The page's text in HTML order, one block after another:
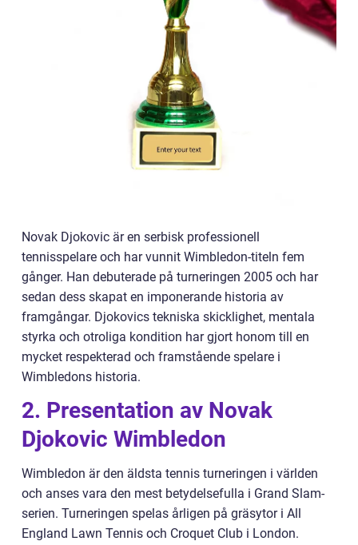
Novak Djokovic är en serbisk professionell
tennisspelare och har vunnit Wimbledon-titeln fem
gånger. Han debuterade på turneringen 2005 och har
sedan dess skapat en imponerande historia av
framgångar. Djokovics tekniska skicklighet, mentala
styrka och otroliga kondition har gjort honom till en
mycket respekterad och framstående spelare i
Wimbledons historia.
2. Presentation av Novak
Djokovic Wimbledon
Wimbledon är den äldsta tennis turneringen i världen
och anses vara den mest betydelsefulla i Grand Slam-
serien. Turneringen spelas årligen på gräsytor i All
England Lawn Tennis och Croquet Club i London.